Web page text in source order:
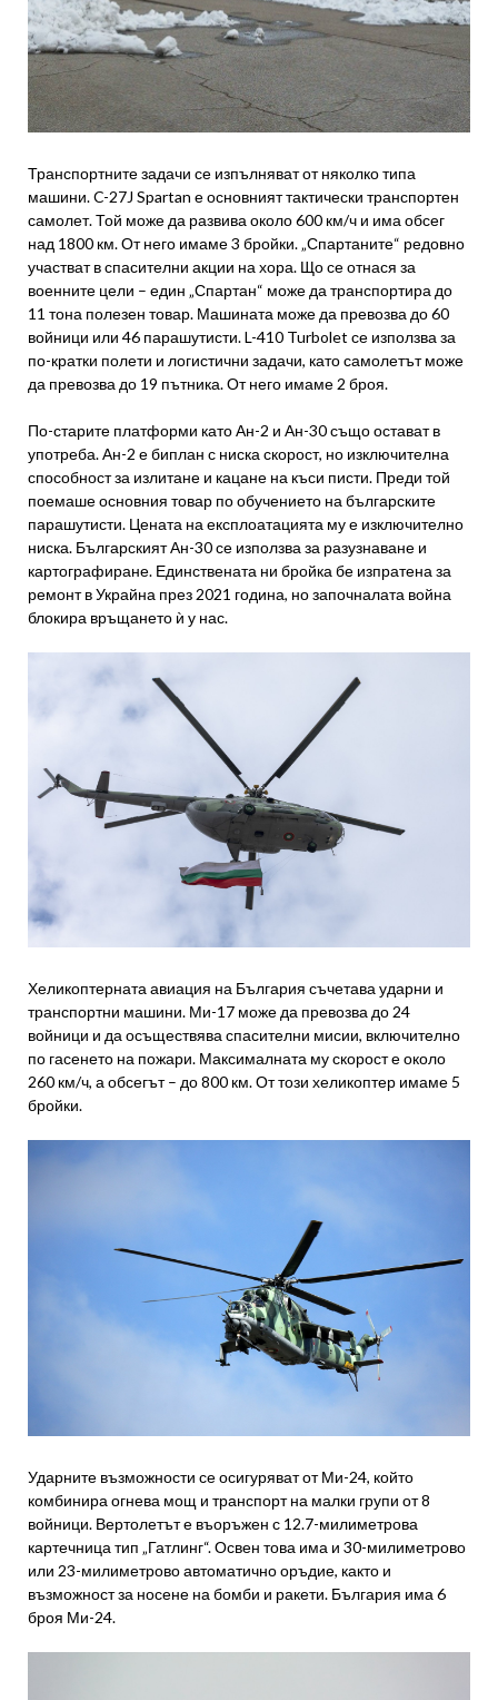
Транспортните задачи се изпълняват от няколко типа
машини. C-27J Spartan е основният тактически транспортен
самолет. Той може да развива около 600 км/ч и има обсег
над 1800 км. От него имаме 3 бройки. „Спартаните“ редовно
участват в спасителни акции на хора. Що се отнася за
военните цели – един „Спартан“ може да транспортира до
11 тона полезен товар. Машината може да превозва до 60
войници или 46 парашутисти. L-410 Turbolet се използва за
по-кратки полети и логистични задачи, като самолетът може
да превозва до 19 пътника. От него имаме 2 броя.
По-старите платформи като Ан-2 и Ан-30 също остават в
употреба. Ан-2 е биплан с ниска скорост, но изключителна
способност за излитане и кацане на къси писти. Преди той
поемаше основния товар по обучението на българските
парашутисти. Цената на експлоатацията му е изключително
ниска. Българският Ан-30 се използва за разузнаване и
картографиране. Единствената ни бройка бе изпратена за
ремонт в Украйна през 2021 година, но започналата война
блокира връщането ѝ у нас.
Хеликоптерната авиация на България съчетава ударни и
транспортни машини. Ми-17 може да превозва до 24
войници и да осъществява спасителни мисии, включително
по гасенето на пожари. Максималната му скорост е около
260 км/ч, а обсегът – до 800 км. От този хеликоптер имаме 5
бройки.
Ударните възможности се осигуряват от Ми-24, който
комбинира огнева мощ и транспорт на малки групи от 8
войници. Вертолетът е въоръжен с 12.7-милиметрова
картечница тип „Гатлинг“. Освен това има и 30-милиметрово
или 23-милиметрово автоматично оръдие, както и
възможност за носене на бомби и ракети. България има 6
броя Ми-24.